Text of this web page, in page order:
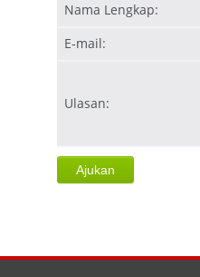
Nama Lengkap:
E-mail:
Ulasan: